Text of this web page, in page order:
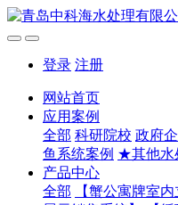
登录 注册
网站首页
应用案例
全部 科研院校 政府
鱼系统案例 ★其他水
产品中心
全部
【蟹公寓牌室